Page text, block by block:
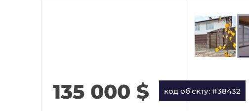
135 000 $ код обʼєкту: #38432